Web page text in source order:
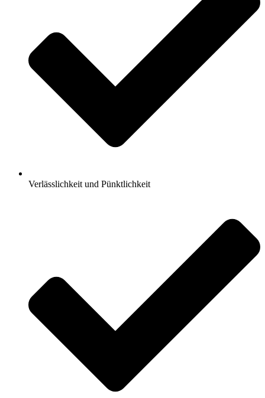
Verlässlichkeit und Pünktlichkeit